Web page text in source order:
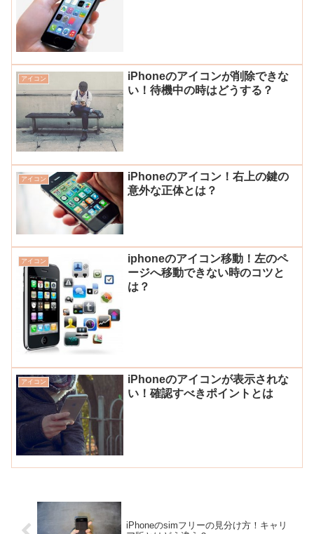
アイコン
iPhoneのアイコンが削除できな
い！待機中の時はどうする？
アイコン
iPhoneのアイコン！右上の鍵の
意外な正体とは？
アイコン
iphoneのアイコン移動！左のペ
ージへ移動できない時のコツと
は？
アイコン
iPhoneのアイコンが表示されな
い！確認すべきポイントとは
iPhoneのsimフリーの見分け方！キャリ